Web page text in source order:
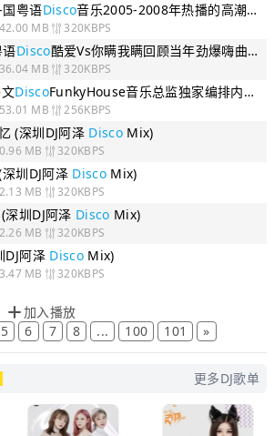
国粤语Disco音乐2005-2008年热播的高潮舞曲串烧V2
MB 320KBPS
Disco酷爱Vs你瞒我瞒回顾当年劲爆嗨曲经典串烧
MB 320KBPS
DiscoFunkyHouse音乐总监独家编排内部串烧
MB 256KBPS
(深圳DJ阿泽 Disco Mix)
MB 320KBPS
圳DJ阿泽 Disco Mix)
MB 320KBPS
深圳DJ阿泽 Disco Mix)
MB 320KBPS
DJ阿泽 DiscoMix)
MB 320KBPS
加入播放
5 6 7 8 ... 100 101 »
更多DJ歌单